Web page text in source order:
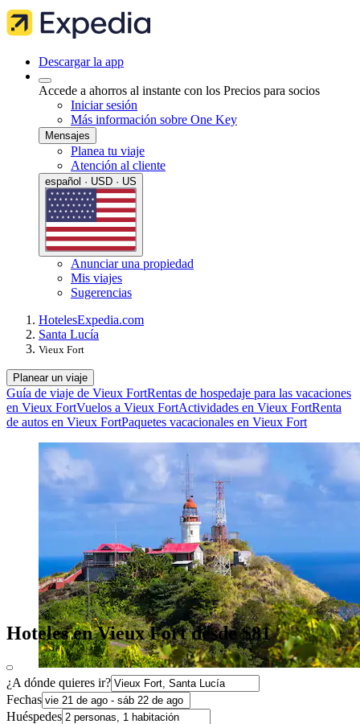
Descargar la app
Accede a ahorros al instante con los Precios para socios
Iniciar sesión
Más información sobre One Key
Mensajes
Planea tu viaje
Atención al cliente
español · USD · US
Anunciar una propiedad
Mis viajes
Sugerencias
HotelesExpedia.com
Santa Lucía
Vieux Fort
Planear un viaje
Guía de viaje de Vieux FortRentas de hospedaje para las vacaciones
en Vieux FortVuelos a Vieux FortActividades en Vieux FortRenta
de autos en Vieux FortPaquetes vacacionales en Vieux Fort
Hoteles en Vieux Fort desde $81
¿A dónde quieres ir?
Fechas
Huéspedes